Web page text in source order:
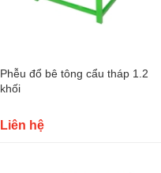
Phễu đổ bê tông cẩu tháp 1.2
khối
Liên hệ